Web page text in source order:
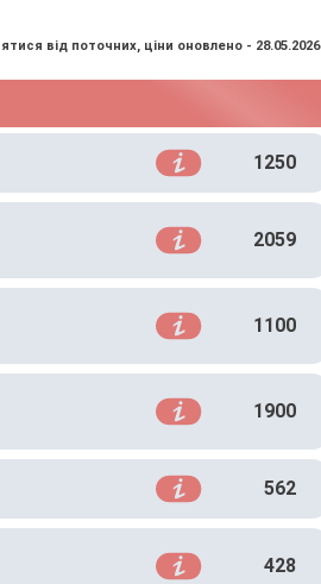
від поточних, ціни оновлено - 28.05.2026
1250
2059
1100
1900
562
428